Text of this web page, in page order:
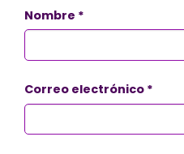
Nombre *
Correo electrónico *